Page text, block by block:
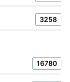
3258
16780